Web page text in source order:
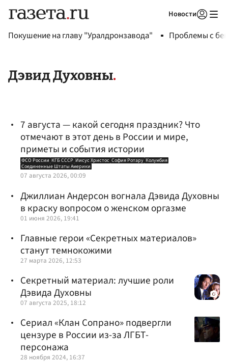
Новости
Покушение на главу "Уралдронзавода" Проблемы с
Дэвид Духовны
7 августа — какой сегодня праздник? Что
отмечают в этот день в России и мире,
приметы и события истории
ФСО России КГБ СССР Иисус Христос София Ротару Колумбия
Соединенные Штаты Америки
07 августа 2026, 00:09
Джиллиан Андерсон вогнала Дэвида Духовны
в краску вопросом о женском оргазме
01 июня 2026, 19:41
Главные герои «Секретных материалов»
станут темнокожими
27 марта 2026, 12:53
Секретный материал: лучшие роли
Дэвида Духовны
07 августа 2025, 18:12
Сериал «Клан Сопрано» подвергли
цензуре в России из-за ЛГБТ-
персонажа
28 ноября 2024, 16:37